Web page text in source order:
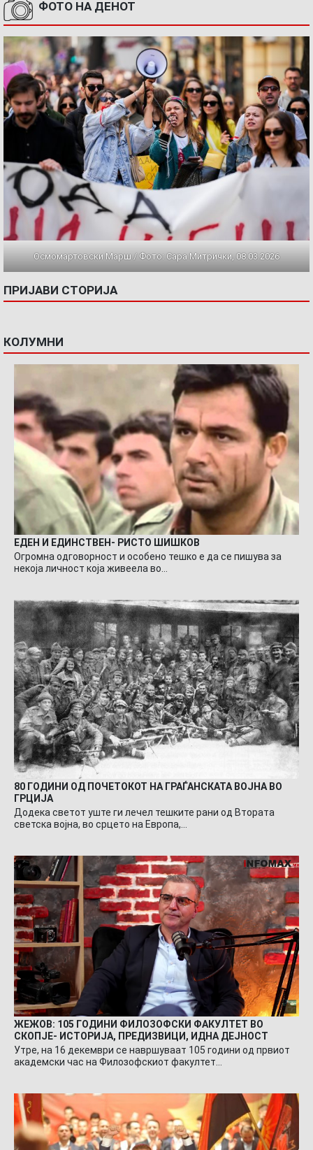
ФОТО НА ДЕНОТ
Осмомартовски Марш / Фото: Сара Митрички, 08.03.2026
ПРИЈАВИ СТОРИЈА
КОЛУМНИ
ЕДЕН И ЕДИНСТВЕН- РИСТО ШИШКОВ
Огромна одговорност и особено тешко е да се пишува за
некоја личност која живеела во…
80 ГОДИНИ ОД ПОЧЕТОКОТ НА ГРАЃАНСКАТА ВОЈНА ВО
ГРЦИЈА
Додека светот уште ги лечел тешките рани од Втората
светска војна, во срцето на Европа,…
ЖЕЖОВ: 105 ГОДИНИ ФИЛОЗОФСКИ ФАКУЛТЕТ ВО
СКОПЈЕ- ИСТОРИЈА, ПРЕДИЗВИЦИ, ИДНА ДЕЈНОСТ
Утре, на 16 декември се навршуваат 105 години од првиот
академски час на Филозофскиот факултет…